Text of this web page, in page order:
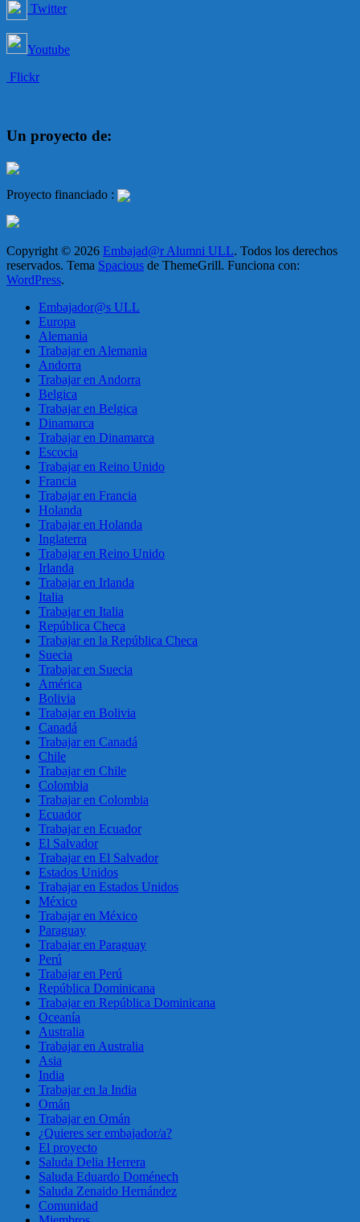
Twitter
Youtube
Flickr
Un proyecto de:
Proyecto financiado :
Copyright © 2026 Embajad@r Alumni ULL. Todos los derechos
reservados. Tema Spacious de ThemeGrill. Funciona con:
WordPress.
Embajador@s ULL
Europa
Alemania
Trabajar en Alemania
Andorra
Trabajar en Andorra
Belgica
Trabajar en Belgica
Dinamarca
Trabajar en Dinamarca
Escocia
Trabajar en Reino Unido
Francia
Trabajar en Francia
Holanda
Trabajar en Holanda
Inglaterra
Trabajar en Reino Unido
Irlanda
Trabajar en Irlanda
Italia
Trabajar en Italia
República Checa
Trabajar en la República Checa
Suecia
Trabajar en Suecia
América
Bolivia
Trabajar en Bolivia
Canadá
Trabajar en Canadá
Chile
Trabajar en Chile
Colombia
Trabajar en Colombia
Ecuador
Trabajar en Ecuador
El Salvador
Trabajar en El Salvador
Estados Unidos
Trabajar en Estados Unidos
México
Trabajar en México
Paraguay
Trabajar en Paraguay
Perú
Trabajar en Perú
República Dominicana
Trabajar en República Dominicana
Oceanía
Australia
Trabajar en Australia
Asia
India
Trabajar en la India
Omán
Trabajar en Omán
¿Quieres ser embajador/a?
El proyecto
Saluda Delia Herrera
Saluda Eduardo Doménech
Saluda Zenaido Hernández
Comunidad